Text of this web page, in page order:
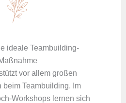
ideale Teambuilding-
vor allem großen
beim Teambuilding. Im
Workshops lernen sich